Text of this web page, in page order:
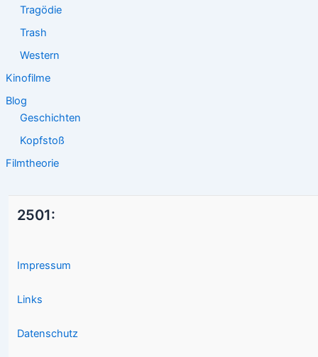
Tragödie
Trash
Western
Kinofilme
Blog
Geschichten
Kopfstoß
Filmtheorie
2501:
Impressum
Links
Datenschutz